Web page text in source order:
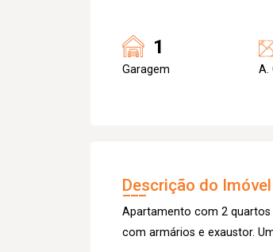
1
Garagem A.
Descrição do Imóvel
Apartamento com 2
com armários e exaustor.